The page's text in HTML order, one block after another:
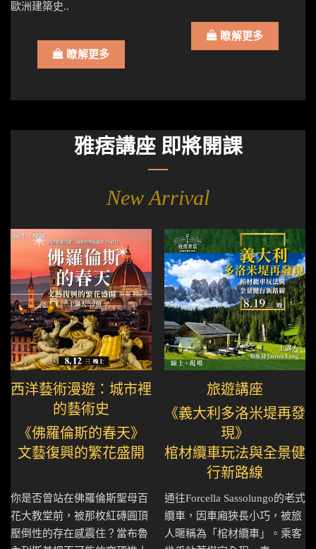
歐洲建築史..
瞭解更多
瞭解更多
雅痞講座 即將開課
New Arrival
西洋藝術漫遊：城市裡
的藝術史
《佛羅倫斯的春天》
文藝復興的繁花盛開
你是否曾站在佛羅倫斯聖母百
花大教堂前，被那枚紅磚圓頂
壓倒性的存在感震住？當布魯
旅遊講座
《義大利多洛米堤再發
現》
棺材纜車玩法與全景健
行新路線
通往Forcella Sassolungo的老式
纜車，因車廂狹長小巧，被旅
人暱稱為「棺材纜車」。乘客